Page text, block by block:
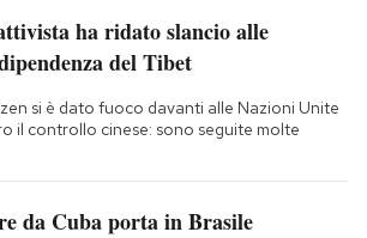
ha ridato slancio alle
del Tibet
si è dato fuoco davanti alle Nazioni Unite
il controllo cinese: sono seguite molte
da Cuba porta in Brasile